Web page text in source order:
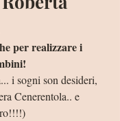
per realizzare i
i sogni son desideri,
Cenerentola.. e